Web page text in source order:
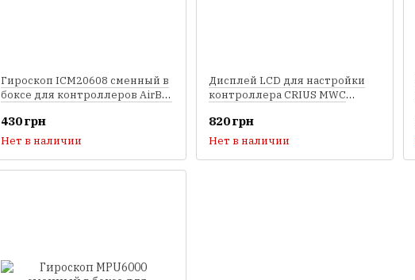
Гироскоп ICM20608 сменный в
боксе для контроллеров AirBot
430 грн
Нет в наличии
Дисплей LCD для настройки
контроллера CRIUS MWC
820 грн
Нет в наличии